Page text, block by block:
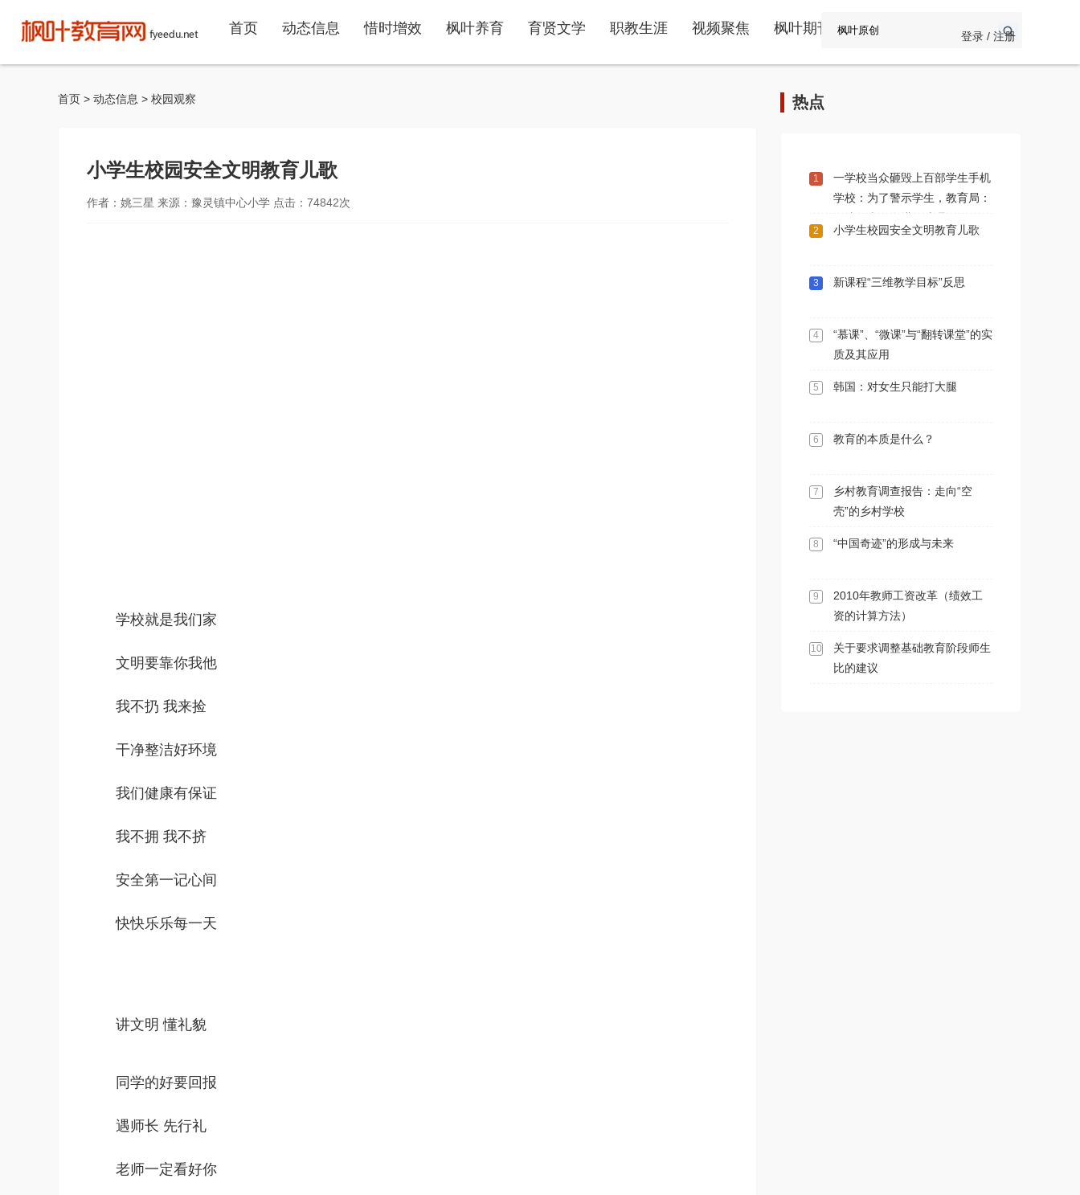
首页 动态信息 惜时增效 枫叶养育 育贤文学 职教生涯 视频聚焦 枫叶期刊 登录 / 注册
首页 > 动态信息 > 校园观察
小学生校园安全文明教育儿歌
作者：姚三星 来源：豫灵镇中心小学 点击： 74842次
学校就是我们家
文明要靠你我他
我不扔 我来捡
干净整洁好环境
我们健康有保证
我不拥 我不挤
安全第一记心间
快快乐乐每一天
讲文明 懂礼貌
同学的好要回报
遇师长 先行礼
老师一定看好你
热点
1
一学校当众砸毁上百部学生手机
学校：为了警示学生，教育局：
2 小学生校园安全文明教育儿歌
3 新课程“三维教学目标”反思
4
“慕课”、“微课”与“翻转课堂”的实
质及其应用
5 韩国：对女生只能打大腿
6 教育的本质是什么？
7
乡村教育调查报告：走向“空
壳”的乡村学校
8 “中国奇迹”的形成与未来
9
2010年教师工资改革（绩效工
资的计算方法）
10
关于要求调整基础教育阶段师生
比的建议